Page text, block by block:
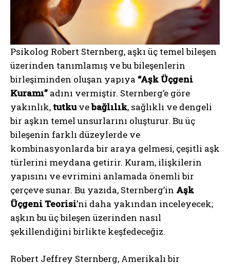
Psikolog Robert Sternberg, aşkı üç temel bileşen
üzerinden tanımlamış ve bu bileşenlerin
birleşiminden oluşan yapıya “Aşk Üçgeni
Kuramı” adını vermiştir. Sternberg’e göre
yakınlık, tutkuvebağlılık, sağlıklı ve dengeli
bir aşkın temel unsurlarını oluşturur. Bu üç
bileşenin farklı düzeylerde ve
kombinasyonlarda bir araya gelmesi, çeşitli aşk
türlerini meydana getirir. Kuram, ilişkilerin
yapısını ve evrimini anlamada önemli bir
çerçeve sunar. Bu yazıda, Sternberg’in Aşk
Üçgeni Teorisi’ni daha yakından inceleyecek;
aşkın bu üç bileşen üzerinden nasıl
şekillendiğini birlikte keşfedeceğiz.
Robert Jeffrey Sternberg, Amerikalı bir